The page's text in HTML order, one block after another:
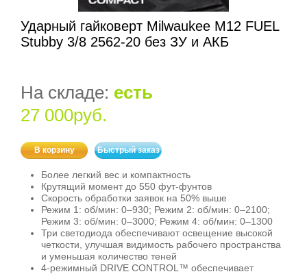
Ударный гайковерт Milwaukee M12 FUEL
Stubby 3/8 2562-20 без ЗУ и АКБ
На складе: есть
27 000руб.
В корзину Быстрый заказ
Более легкий вес и компактность
Крутящий момент до 550 фут-фунтов
Скорость обработки заявок на 50% выше
Режим 1: об/мин: 0–930; Режим 2: об/мин: 0–2100;
Режим 3: об/мин: 0–3000; Режим 4: об/мин: 0–1300
Три светодиода обеспечивают освещение высокой
четкости, улучшая видимость рабочего пространства
и уменьшая количество теней
4-режимный DRIVE CONTROL™ обеспечивает